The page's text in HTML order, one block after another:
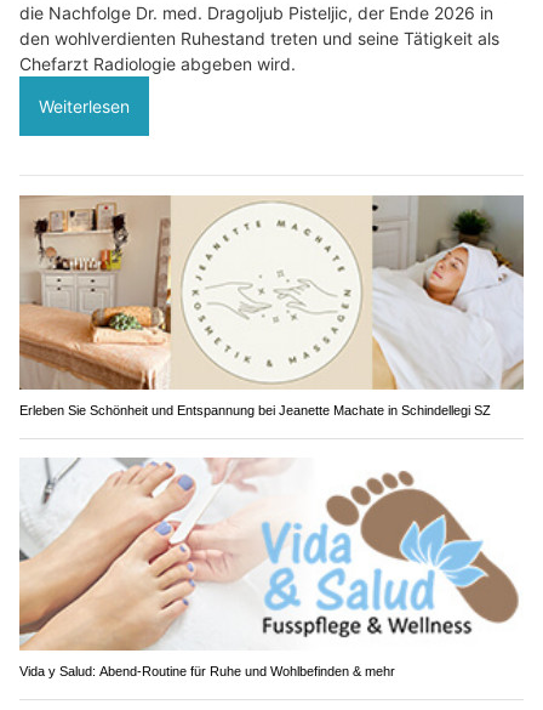
die Nachfolge Dr. med. Dragoljub Pisteljic, der Ende 2026 in
den wohlverdienten Ruhestand treten und seine Tätigkeit als
Chefarzt Radiologie abgeben wird.
Weiterlesen
Erleben Sie Schönheit und Entspannung bei Jeanette Machate in Schindellegi SZ
Vida y Salud: Abend-Routine für Ruhe und Wohlbefinden & mehr